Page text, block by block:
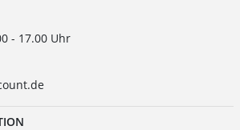
- 17.00 Uhr